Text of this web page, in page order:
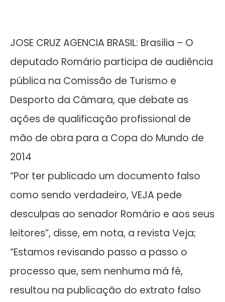
JOSE CRUZ AGENCIA BRASIL: Brasília – O
deputado Romário participa de audiência
pública na Comissão de Turismo e
Desporto da Câmara, que debate as
ações de qualificação profissional de
mão de obra para a Copa do Mundo de
2014
“Por ter publicado um documento falso
como sendo verdadeiro, VEJA pede
desculpas ao senador Romário e aos seus
leitores”, disse, em nota, a revista Veja;
“Estamos revisando passo a passo o
processo que, sem nenhuma má fé,
resultou na publicação do extrato falso